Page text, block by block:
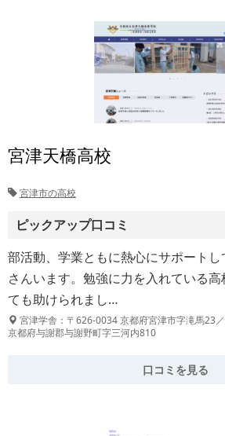
宮津天橋高校
宮津市の高校
ピックアップ口コミ
部活動、学業ともに熱心にサポートし
さんいます。勉強に力を入れている
ても助けられまし…
宮津学舎：〒626-0034 京都府宮津市字滝馬23
京都府与謝郡与謝野町字三河内810
口コミを見る